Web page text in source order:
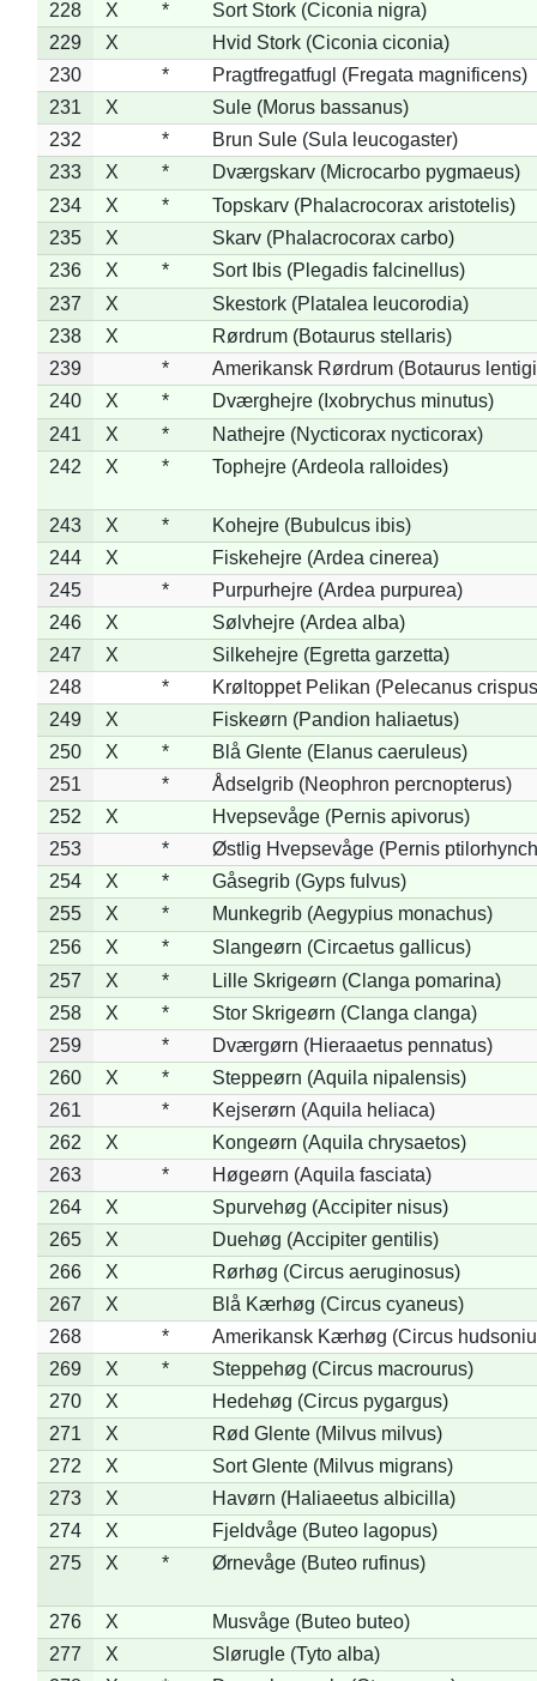
228 X *
Sort Stork (Ciconia nigra)
229
X
Hvid Stork (Ciconia ciconia)
230
*
Pragtfregatfugl (Fregata magnificens)
231
X
Sule (Morus bassanus)
232
*
Brun Sule (Sula leucogaster)
233
X *
Dværgskarv (Microcarbo pygmaeus)
234
X *
Topskarv (Phalacrocorax aristotelis)
235
X
Skarv (Phalacrocorax carbo)
236
X *
Sort Ibis (Plegadis falcinellus)
237
X
Skestork (Platalea leucorodia)
238
X
Rørdrum (Botaurus stellaris)
239
*
Amerikansk Rørdrum (Botaurus
240
X *
Dværghejre (Ixobrychus minutus)
241
X *
Nathejre (Nycticorax nycticorax)
242
X * Tophejre (Ardeola ralloides)
243 X *
Kohejre (Bubulcus ibis)
244
X
Fiskehejre (Ardea cinerea)
245
*
Purpurhejre (Ardea purpurea)
246
X
Sølvhejre (Ardea alba)
247
X
Silkehejre (Egretta garzetta)
248
*
Krøltoppet Pelikan (Pelecanus
249
X
Fiskeørn (Pandion haliaetus)
250
X *
Blå Glente (Elanus caeruleus)
251
*
Ådselgrib (Neophron percnopterus)
252
X
Hvepsevåge (Pernis apivorus)
253
*
Østlig Hvepsevåge (Pernis
254
X *
Gåsegrib (Gyps fulvus)
255
X *
Munkegrib (Aegypius monachus)
256
X *
Slangeørn (Circaetus gallicus)
257
X *
Lille Skrigeørn (Clanga pomarina)
258
X *
Stor Skrigeørn (Clanga clanga)
259
*
Dværgørn (Hieraaetus pennatus)
260
X *
Steppeørn (Aquila nipalensis)
261
*
Kejserørn (Aquila heliaca)
262
X
Kongeørn (Aquila chrysaetos)
263
*
Høgeørn (Aquila fasciata)
264
X
Spurvehøg (Accipiter nisus)
265
X
Duehøg (Accipiter gentilis)
266
X
Rørhøg (Circus aeruginosus)
267
X
Blå Kærhøg (Circus cyaneus)
268
*
Amerikansk Kærhøg (Circus
269
X *
Steppehøg (Circus macrourus)
270
X
Hedehøg (Circus pygargus)
271
X
Rød Glente (Milvus milvus)
272
X
Sort Glente (Milvus migrans)
273
X
Havørn (Haliaeetus albicilla)
274
X
Fjeldvåge (Buteo lagopus)
275
X * Ørnevåge (Buteo rufinus)
276 X
Musvåge (Buteo buteo)
277
X
Slørugle (Tyto alba)